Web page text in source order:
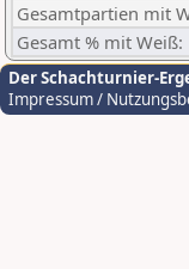
Gesamtpartien mit
Gesamt % mit Weiß:
Der Schachturnier-
Impressum /